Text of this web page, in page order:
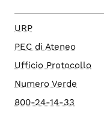
URP
PEC di Ateneo
Ufficio Protocollo
Numero Verde
800-24-14-33